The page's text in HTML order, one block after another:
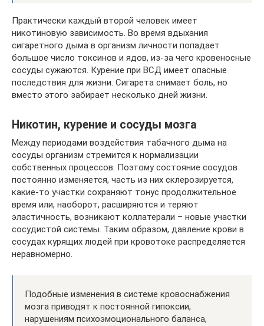
Практически каждый второй человек имеет
никотиновую зависимость. Во время вдыхания
сигаретного дыма в организм личности попадает
большое число токсинов и ядов, из-за чего кровеносные
сосуды сужаются. Курение при ВСД имеет опасные
последствия для жизни. Сигарета снимает боль, но
вместо этого забирает несколько дней жизни.
Никотин, курение и сосуды мозга
Между периодами воздействия табачного дыма на
сосуды организм стремится к нормализации
собственных процессов. Поэтому состояние сосудов
постоянно изменяется, часть из них склерозируется,
какие-то участки сохраняют тонус продолжительное
время или, наоборот, расширяются и теряют
эластичность, возникают коллатерали – новые участки
сосудистой системы. Таким образом, давление крови в
сосудах курящих людей при кровотоке распределяется
неравномерно.
Подобные изменения в системе кровоснабжения
мозга приводят к постоянной гипоксии,
нарушениям психоэмоционального баланса,